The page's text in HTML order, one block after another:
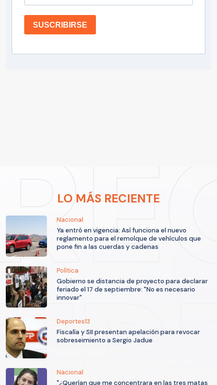
SUSCRIBIRSE
LO MÁS RECIENTE
Nacional
Ya entró en vigencia: Así funciona el nuevo
reglamento para el remolque de vehículos que
pone fin a las cuerdas y cadenas
Política
Gobierno se distancia de proyecto para declarar
feriado el 17 de septiembre: "No es necesario
innovar"
Deportes13
Fiscalía y SII presentan apelación para revocar
sobreseimiento a Sergio Jadue
Nacional
"¿Querían que me concentrara en las tres matas